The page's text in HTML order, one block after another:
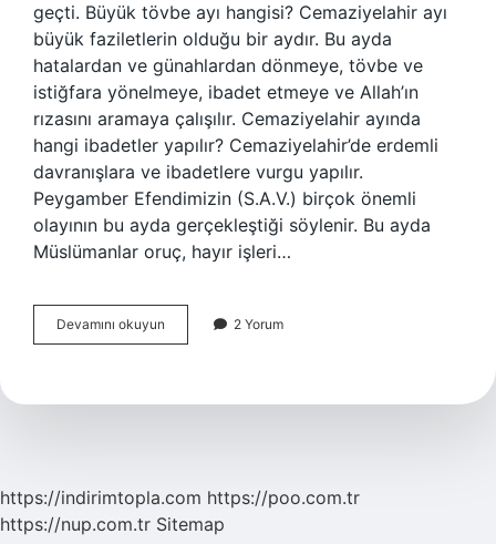
geçti. Büyük tövbe ayı hangisi? Cemaziyelahir ayı
büyük faziletlerin olduğu bir aydır. Bu ayda
hatalardan ve günahlardan dönmeye, tövbe ve
istiğfara yönelmeye, ibadet etmeye ve Allah’ın
rızasını aramaya çalışılır. Cemaziyelahir ayında
hangi ibadetler yapılır? Cemaziyelahir’de erdemli
davranışlara ve ibadetlere vurgu yapılır.
Peygamber Efendimizin (S.A.V.) birçok önemli
olayının bu ayda gerçekleştiği söylenir. Bu ayda
Müslümanlar oruç, hayır işleri…
Devamını okuyun Cemaziyelevvel
Ayında
2 Yorum
https://indirimtopla.com https://poo.com.tr
https://nup.com.tr Sitemap